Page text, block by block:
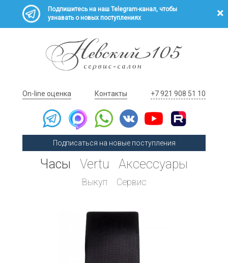
Подпишитесь на наш Telegram-канал, чтобы
узнавать о новых поступлениях
On-line оценка Контакты +7 921 908 51 10
Подписаться на новые поступления
Часы Vertu Аксессуары
Выкуп Сервис